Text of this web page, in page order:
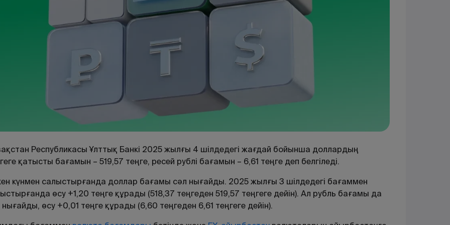
Республикасы Ұлттық Банкі 2025 жылғы 4 шілдедегі жағдай бойынша доллардың
қатысты бағамын – 519,57 теңге, ресей рублі бағамын – 6,61 теңге деп белгіледі.
күнмен салыстырғанда доллар бағамы сәл нығайды. 2025 жылғы 3 шілдедегі бағаммен
өсу +1,20 теңге құрады (518,37 теңгеден 519,57 теңгеге дейін). Ал рубль бағамы да
өсу +0,01 теңге құрады (6,60 теңгеден 6,61 теңгеге дейін).